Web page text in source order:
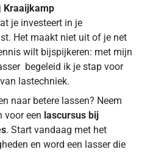
Kraaijkamp
je investeert in je
Het maakt niet uit of je net
wilt bijspijkeren: met mijn
begeleid ik je stap voor
lastechniek.
naar betere lassen? Neem
voor een lascursus bij
. Start vandaag met het
en word een lasser die